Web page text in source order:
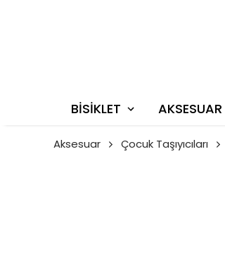
BİSİKLET AKSESUAR
Aksesuar Çocuk Taşıyıcıları